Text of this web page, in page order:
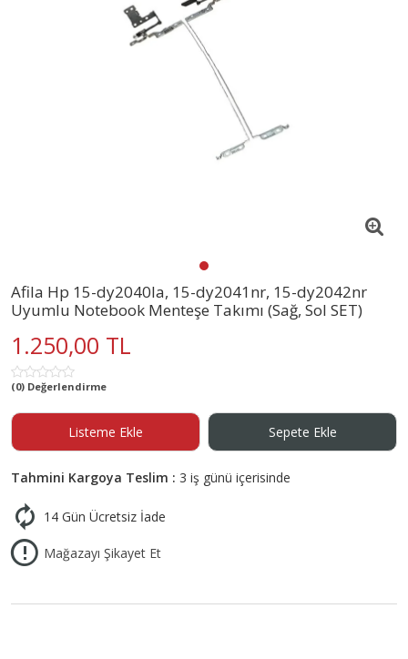
Afila Hp 15-dy2040la, 15-dy2041nr, 15-dy2042nr
Uyumlu Notebook Menteşe Takımı (Sağ, Sol SET)
1.250,00 TL
(0) Değerlendirme
Listeme Ekle Sepete Ekle
Tahmini Kargoya Teslim : 3 iş günü içerisinde
14 Gün Ücretsiz İade
Mağazayı Şikayet Et